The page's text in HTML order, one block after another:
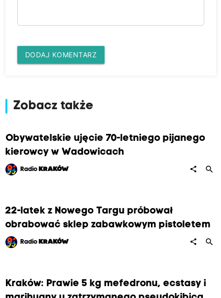
DODAJ KOMENTARZ
Zobacz także
Obywatelskie ujęcie 70-letniego pijanego
kierowcy w Wadowicach
Radio KRAKÓW share search
22-latek z Nowego Targu próbował
obrabować sklep zabawkowym pistoletem
Radio KRAKÓW share search
Kraków: Prawie 5 kg mefedronu, ecstasy i